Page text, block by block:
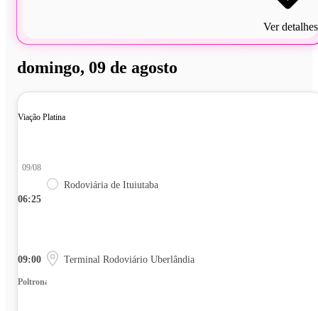
Ver detalhes
domingo, 09 de agosto
Viação Platina
06:25
09/08
Rodoviária de Ituiutaba
09:00 Terminal Rodoviário Uberlândia
Poltrona